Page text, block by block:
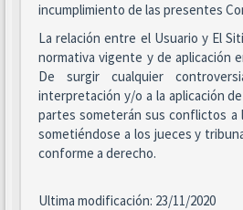
incumplimiento de las presentes
La relación entre el Usuario y El
normativa vigente y de aplicación
De surgir cualquier
interpretación y/o a la aplicación
partes someterán sus conflictos a
sometiéndose a los jueces y
conforme a derecho.
Ultima modificación: 23/11/2020